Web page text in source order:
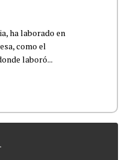
ha laborado en
como el
laboró...